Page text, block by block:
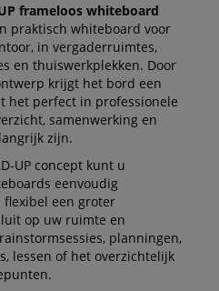
frameloos whiteboard
praktisch whiteboard voor
in vergaderruimtes,
en thuiswerkplekken. Door
krijgt het bord een
het perfect in professionele
samenwerking en
zijn.
UP concept kunt u
eenvoudig
flexibel een groter
op uw ruimte en
planningen,
lessen of het overzichtelijk